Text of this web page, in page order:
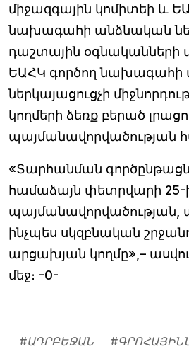
միջազգային կոմիտեի և
նախագահի անձնական
դաշտային օգնականների
ԵԱՀԿ գործող նախագահի
ներկայացուցչի
կողմերի ձեռք բերած
պայմանավորվածության
«Տարհանման
համաձայն փետրվարի 25-
պայմանավորվածության,
ինչպես սկզբնական
արցախյան կողմը»,–
մեջ։ -0-
#ԱԴՐԲԵՋԱՆ #